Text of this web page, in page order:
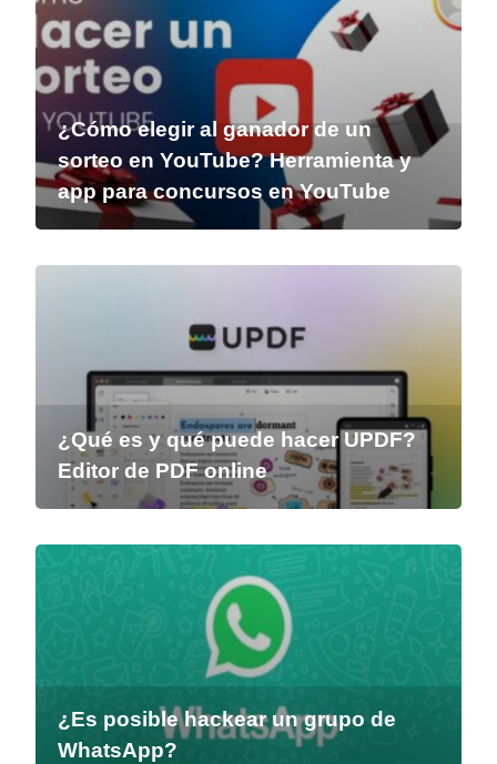
¿Cómo elegir al ganador de un
sorteo en YouTube? Herramienta y
app para concursos en YouTube
¿Qué es y qué puede hacer UPDF?
Editor de PDF online
¿Es posible hackear un grupo de
WhatsApp?